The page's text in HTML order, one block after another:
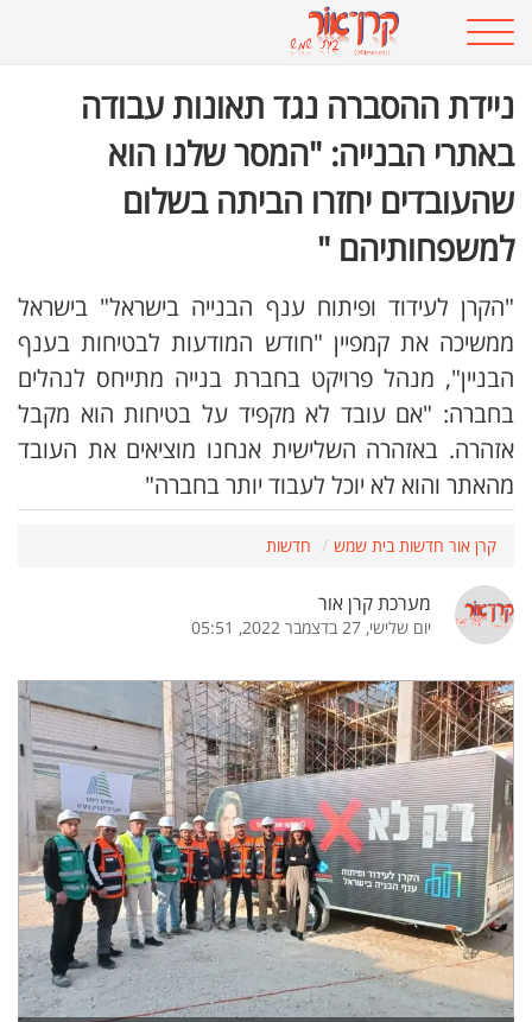
ניידת ההסברה נגד תאונות עבודה
באתרי הבנייה: "המסר שלנו הוא
שהעובדים יחזרו הביתה בשלום
למשפחותיהם "
"הקרן לעידוד ופיתוח ענף הבנייה בישראל" בישראל
ממשיכה את קמפיין "חודש המודעות לבטיחות בענף
הבניין", מנהל פרויקט בחברת בנייה מתייחס לנהלים
בחברה: "אם עובד לא מקפיד על בטיחות הוא מקבל
אזהרה. באזהרה השלישית אנחנו מוציאים את העובד
מהאתר והוא לא יוכל לעבוד יותר בחברה"
קרן אור חדשות בית שמש חדשות
מערכת קרן אור
יום שלישי, 27 בדצמבר 2022, 05:51